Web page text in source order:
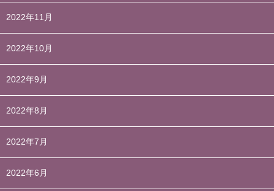
2022年11月
2022年10月
2022年9月
2022年8月
2022年7月
2022年6月